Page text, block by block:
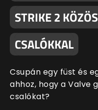
STRIKE 2
CSALÓKKAL
Csupán egy füst és
ahhoz, hogy a Valve
csalókat?